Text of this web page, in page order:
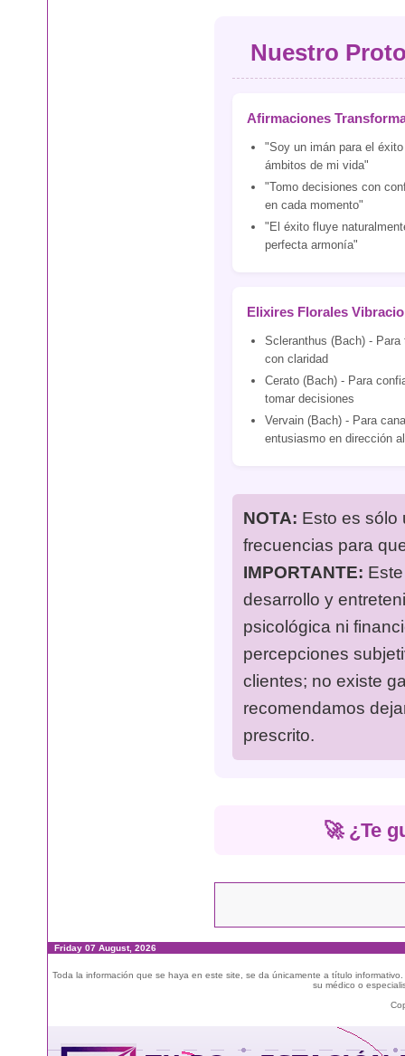
Nuestro
Afirmaciones
"Soy un imán para el
ámbitos de mi vida"
"Tomo decisiones con
en cada momento"
"El éxito fluye
perfecta armonía"
Elixires Florales
Scleranthus (Bach) -
con claridad
Cerato (Bach) - Para
tomar decisiones
Vervain (Bach) - Para
entusiasmo en dirección
NOTA: Esto es sólo
frecuencias para
IMPORTANTE:
desarrollo y
psicológica ni
percepciones
clientes; no existe
recomendamos
prescrito.
🚀 ¿Te
Friday 07 August, 2026
Toda la información que se haya en este site, se da únicamente a título
su médico o